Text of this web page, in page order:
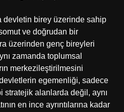
devletin birey üzerinde sahip
ve doğrudan bir
üzerinden genç bireyleri
zamanda toplumsal
merkezileştirilmesini
egemenliği, sadece
stratejik alanlarda değil, aynı
en ince ayrıntılarına kadar